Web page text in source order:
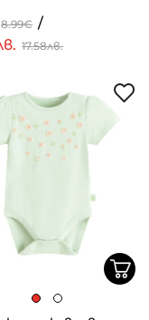
8.99€ /
17.58лв.